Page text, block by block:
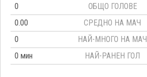
0 ОБЩО ГОЛОВЕ
0.00
СРЕДНО НА МАЧ
0
НАЙ-МНОГО НА МАЧ
0 мин
НАЙ-РАНЕН ГОЛ